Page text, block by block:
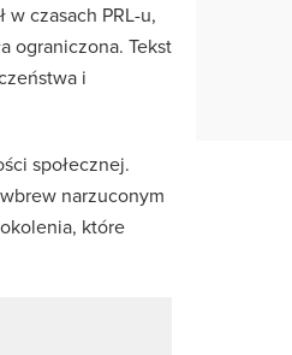
czasach PRL-u,
ograniczona. Tekst
i
społecznej.
narzuconym
które